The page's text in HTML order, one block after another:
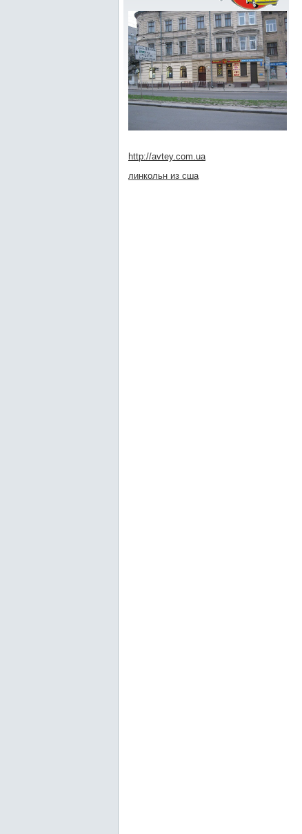
http://avtey.com.ua
линкольн из сша